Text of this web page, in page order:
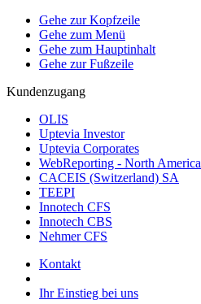
Gehe zur Kopfzeile
Gehe zum Menü
Gehe zum Hauptinhalt
Gehe zur Fußzeile
Kundenzugang
OLIS
Uptevia Investor
Uptevia Corporates
WebReporting - North America
CACEIS (Switzerland) SA
TEEPI
Innotech CFS
Innotech CBS
Nehmer CFS
Kontakt
Ihr Einstieg bei uns